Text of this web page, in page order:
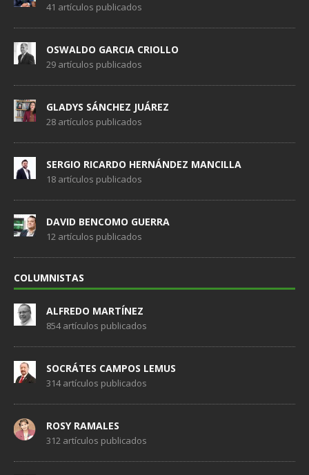
41 artículos publicados
OSWALDO GARCIA CRIOLLO
29 artículos publicados
GLADYS SÁNCHEZ JUÁREZ
28 artículos publicados
SERGIO RICARDO HERNÁNDEZ MANCILLA
18 artículos publicados
DAVID BENCOMO GUERRA
12 artículos publicados
COLUMNISTAS
ALFREDO MARTÍNEZ
854 artículos publicados
SOCRÁTES CAMPOS LEMUS
314 artículos publicados
ROSY RAMALES
312 artículos publicados